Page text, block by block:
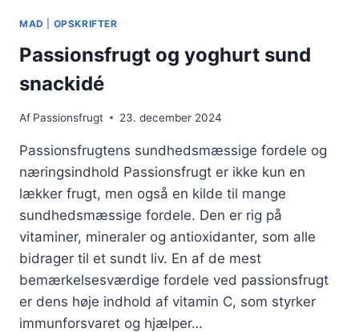
MAD OPSKRIFTER
Passionsfrugt og yoghurt sund
snackidé
Af Passionsfrugt 23. december 2024
Passionsfrugtens sundhedsmæssige fordele og
næringsindhold Passionsfrugt er ikke kun en
lækker frugt, men også en kilde til mange
sundhedsmæssige fordele. Den er rig på
vitaminer, mineraler og antioxidanter, som alle
bidrager til et sundt liv. En af de mest
bemærkelsesværdige fordele ved passionsfrugt
er dens høje indhold af vitamin C, som styrker
immunforsvaret og hjælper…